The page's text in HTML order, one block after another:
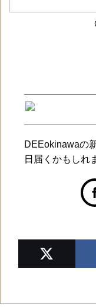
DEEokinawaの
日届くかもしれ